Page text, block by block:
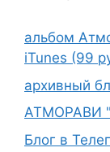
альбом
iTunes (99
архивный
АТМОРАВИ
Блог в